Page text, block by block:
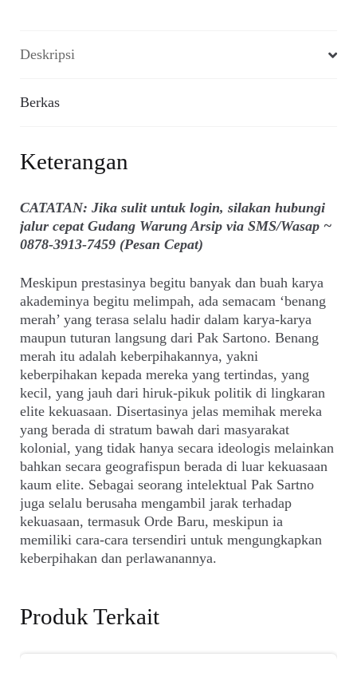
Deskripsi
Berkas
Keterangan
CATATAN: Jika sulit untuk login, silakan hubungi
jalur cepat Gudang Warung Arsip via SMS/Wasap ~
0878-3913-7459 (Pesan Cepat)
Meskipun prestasinya begitu banyak dan buah karya
akademinya begitu melimpah, ada semacam ‘benang
merah’ yang terasa selalu hadir dalam karya-karya
maupun tuturan langsung dari Pak Sartono. Benang
merah itu adalah keberpihakannya, yakni
keberpihakan kepada mereka yang tertindas, yang
kecil, yang jauh dari hiruk-pikuk politik di lingkaran
elite kekuasaan. Disertasinya jelas memihak mereka
yang berada di stratum bawah dari masyarakat
kolonial, yang tidak hanya secara ideologis melainkan
bahkan secara geografispun berada di luar kekuasaan
kaum elite. Sebagai seorang intelektual Pak Sartno
juga selalu berusaha mengambil jarak terhadap
kekuasaan, termasuk Orde Baru, meskipun ia
memiliki cara-cara tersendiri untuk mengungkapkan
keberpihakan dan perlawanannya.
Produk Terkait